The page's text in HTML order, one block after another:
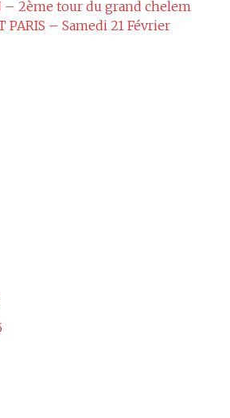
– 2ème tour du grand chelem
PARIS – Samedi 21 Février